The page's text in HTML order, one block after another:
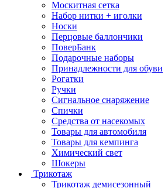
Москитная сетка
Набор нитки + иголки
Носки
Перцовые баллончики
ПоверБанк
Подарочные наборы
Принадлежности для обуви
Рогатки
Ручки
Сигнальное снаряжение
Спички
Средства от насекомых
Товары для автомобиля
Товары для кемпинга
Химический свет
Шокеры
Трикотаж
Трикотаж демисезонный